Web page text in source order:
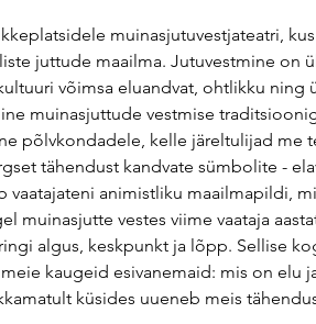
muinasjutuvestjateatri,
juttude maailma. Jutuvestmine on
võimsa eluandvat, ohtlikku ning
muinasjuttude vestmise
põlvkondadele, kelle järeltulijad me
tähendust kandvate sümbolite -
vaatajateni animistliku maailmapildi,
muinasjutte vestes viime vaataja
algus, keskpunkt ja lõpp. Sellise
kaugeid esivanemaid: mis on elu
küsides uueneb meis